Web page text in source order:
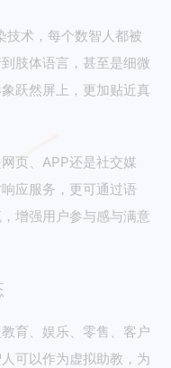
技术，每个数智人都被
肢体语言，甚至是细微
跃然屏上，更加贴近真
页、APP还是社交媒
应服务，更可通过语
增强用户参与感与满意
育、娱乐、零售、客户
可以作为虚拟助教，为